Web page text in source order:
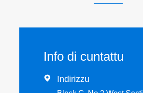
Info di cuntattu
 Indirizzu